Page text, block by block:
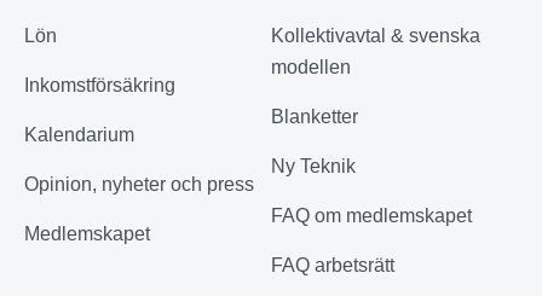
Lön
Inkomstförsäkring
Kalendarium
Opinion, nyheter och press
Medlemskapet
Kollektivavtal & svenska
modellen
Blanketter
Ny Teknik
FAQ om medlemskapet
FAQ arbetsrätt